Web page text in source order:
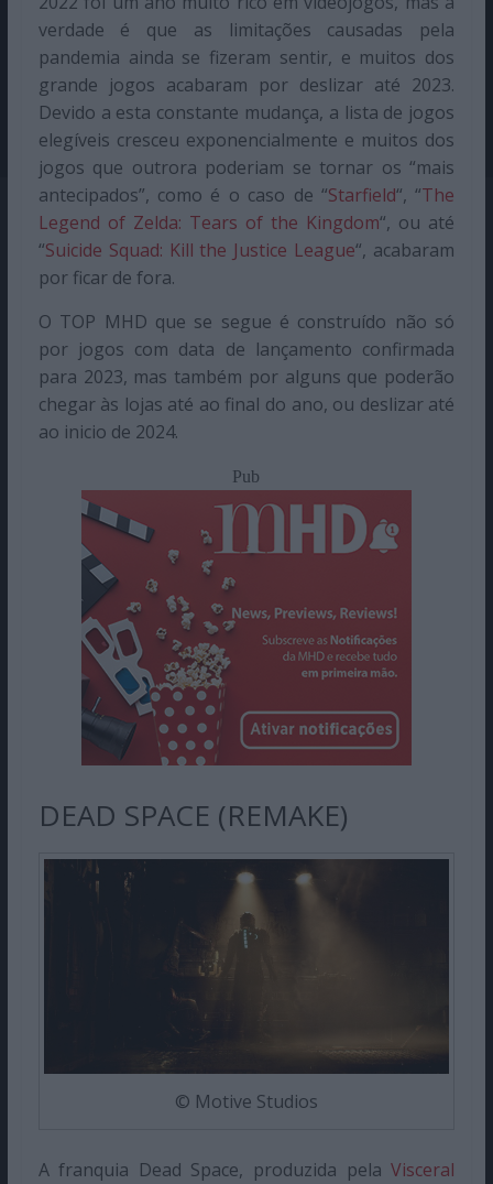
verdade é que as limitações causadas pela
pandemia ainda se fizeram sentir, e muitos dos
grande jogos acabaram por deslizar até 2023.
Devido a esta constante mudança, a lista de jogos
elegíveis cresceu exponencialmente e muitos dos
jogos que outrora poderiam se tornar os “mais
antecipados”, como é o caso de “Starfield“, “The
Legend of Zelda: Tears of the Kingdom“, ou até
“Suicide Squad: Kill the Justice League“, acabaram
por ficar de fora.
O TOP MHD que se segue é construído não só
por jogos com data de lançamento confirmada
para 2023, mas também por alguns que poderão
chegar às lojas até ao final do ano, ou deslizar até
ao inicio de 2024.
Pub
DEAD SPACE (REMAKE)
© Motive Studios
A franquia Dead Space, produzida pelaVisceral